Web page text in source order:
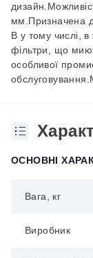
мм.Призначена
В у тому числі,
фільтри, що
особливої
ОСНОВНІ
Вага, кг
Виробник